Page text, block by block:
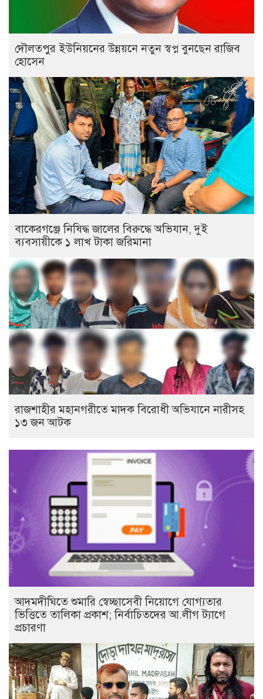
দৌলতপুর ইউনিয়নের উন্নয়নে নতুন স্বপ্ন বুনছেন রাজিব
হোসেন
বাকেরগঞ্জে নিষিদ্ধ জালের বিরুদ্ধে অভিযান, দুই
ব্যবসায়ীকে ১ লাখ টাকা জরিমানা
রাজশাহীর মহানগরীতে মাদক বিরোধী অভিযানে নারীসহ
১৩ জন আটক
আদমদীঘিতে শুমারি স্বেচ্ছাসেবী নিয়োগে যোগ্যতার
ভিত্তিতে তালিকা প্রকাশ; নির্বাচিতদের আ.লীগ ট্যাগে
প্রচারণা